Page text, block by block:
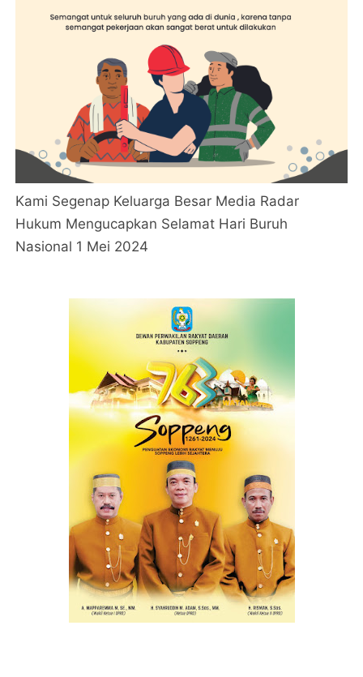
Kami Segenap Keluarga Besar Media Radar
Hukum Mengucapkan Selamat Hari Buruh
Nasional 1 Mei 2024